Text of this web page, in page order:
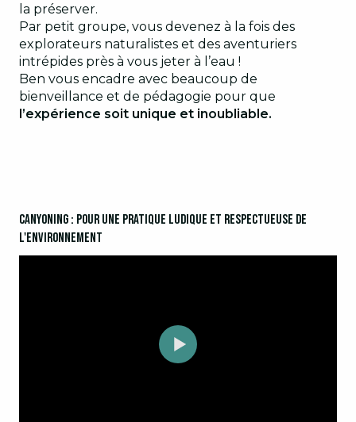
la préserver.
Par petit groupe, vous devenez à la fois des
explorateurs naturalistes et des aventuriers
intrépides près à vous jeter à l’eau !
Ben vous encadre avec beaucoup de
bienveillance et de pédagogie pour que
l’expérience soit unique et inoubliable.
Canyoning : pour une pratique ludique et respectueuse de
l'environnement